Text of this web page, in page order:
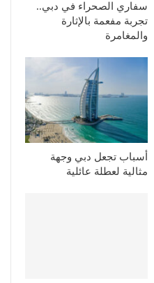
سفاري الصحراء في دبي..
تجربة مفعمة بالإثارة
والمغامرة
أسباب تجعل دبي وجهة
مثالية لعطلة عائلية